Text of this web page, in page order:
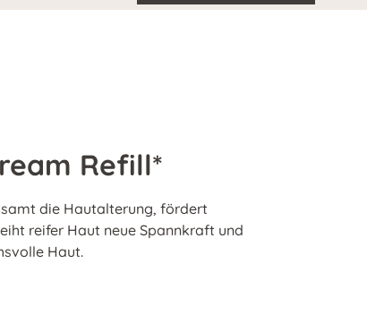
Refill*
die Hautalterung, fördert
reifer Haut neue Spannkraft und
Haut.